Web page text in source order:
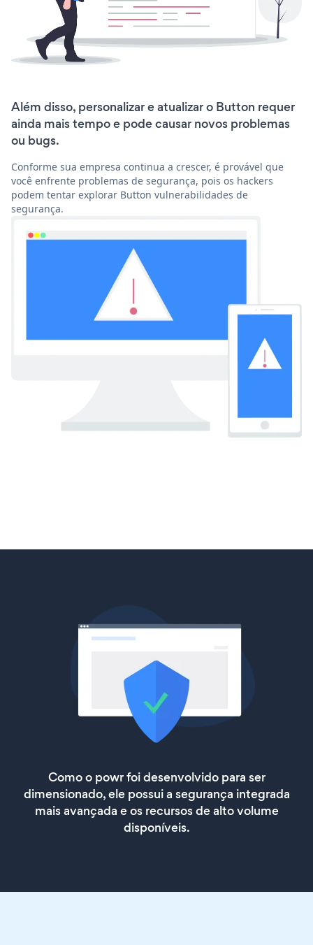
Além disso, personalizar e atualizar o Button requer
ainda mais tempo e pode causar novos problemas
ou bugs.
Conforme sua empresa continua a crescer, é provável que
você enfrente problemas de segurança, pois os hackers
podem tentar explorar Button vulnerabilidades de
segurança.
Como o powr foi desenvolvido para ser
dimensionado, ele possui a segurança integrada
mais avançada e os recursos de alto volume
disponíveis.